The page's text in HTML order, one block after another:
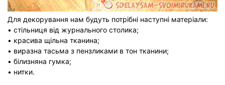
Для декорування нам будуть потрібні наступні матеріали:
• стільниця від журнального столика;
• красива щільна тканина;
• виразна тасьма з пензликами в тон тканини;
• білизняна гумка;
• нитки.